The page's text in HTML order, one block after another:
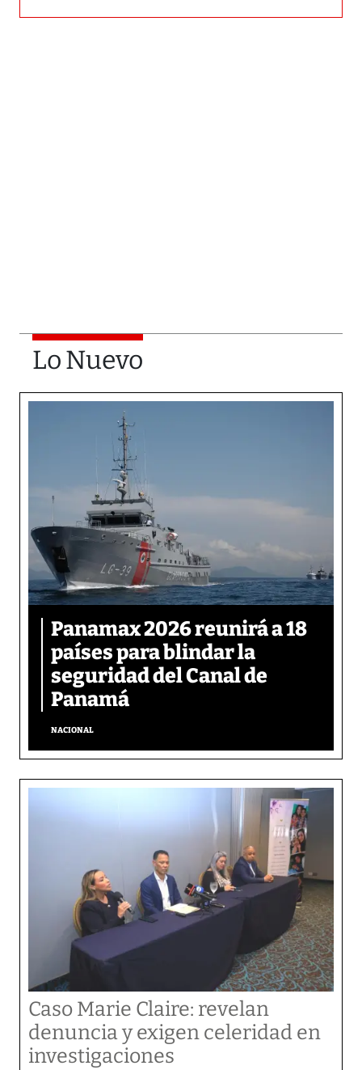
Lo Nuevo
Panamax 2026 reunirá a 18
países para blindar la
seguridad del Canal de
Panamá
NACIONAL
Caso Marie Claire: revelan
denuncia y exigen celeridad en
investigaciones